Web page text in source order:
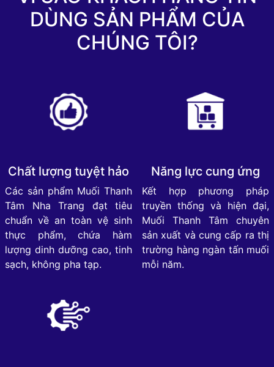
DÙNG SẢN PHẨM CỦA
CHÚNG TÔI?
Chất lượng tuyệt hảo
Các sản phẩm Muối Thanh
Tâm Nha Trang đạt tiêu
chuẩn về an toàn vệ sinh
thực phẩm, chứa hàm
lượng dinh dưỡng cao, tinh
sạch, không pha tạp.
Năng lực cung ứng
Kết hợp phương pháp
truyền thống và hiện đại,
Muối Thanh Tâm chuyên
sản xuất và cung cấp ra thị
trường hàng ngàn tấn muối
mỗi năm.